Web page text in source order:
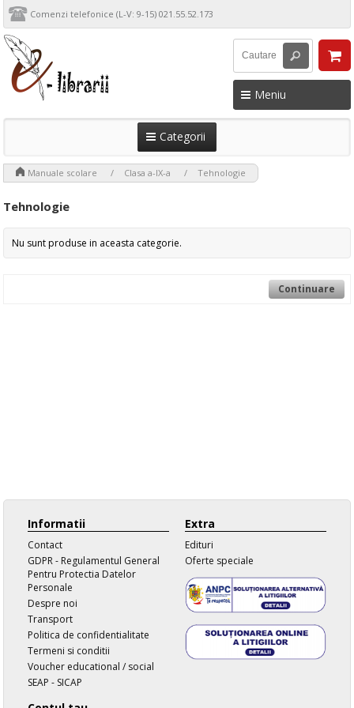
Comenzi telefonice (L-V: 9-15) 021.55.52.173
Meniu
Categorii
Manuale scolare Clasa a-IX-a Tehnologie
Tehnologie
Nu sunt produse in aceasta categorie.
Continuare
Informatii
Contact
GDPR - Regulamentul General
Pentru Protectia Datelor
Personale
Despre noi
Transport
Politica de confidentialitate
Termeni si conditii
Voucher educational / social
SEAP - SICAP
Extra
Edituri
Oferte speciale